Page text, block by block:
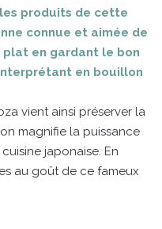
produits de cette
connue et aimée de
plat en gardant le bon
en bouillon
vient ainsi préserver la
magnifie la puissance
japonaise. En
au goût de ce fameux